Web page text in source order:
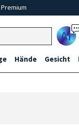
Ai
Hände Gesicht